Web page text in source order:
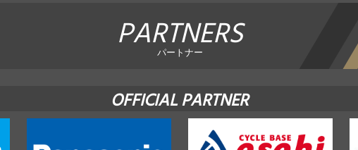
PARTNERS
パートナー
OFFICIAL PARTNER